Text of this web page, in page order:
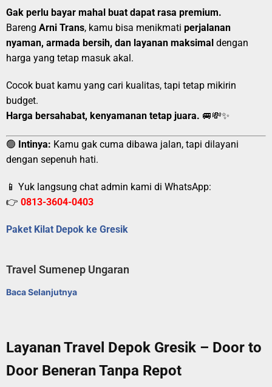
Gak perlu bayar mahal buat dapat rasa premium.
Bareng Arni Trans, kamu bisa menikmati perjalanan
nyaman, armada bersih, dan layanan maksimal dengan
harga yang tetap masuk akal.
Cocok buat kamu yang cari kualitas, tapi tetap mikirin
budget.
Harga bersahabat, kenyamanan tetap juara. 🚐💸✨
🟢 Intinya: Kamu gak cuma dibawa jalan, tapi dilayani
dengan sepenuh hati.
📱 Yuk langsung chat admin kami di WhatsApp:
👉 0813-3604-0403
Paket Kilat Depok ke Gresik
Travel Sumenep Ungaran
Baca Selanjutnya
Layanan Travel Depok Gresik – Door to
Door Beneran Tanpa Repot